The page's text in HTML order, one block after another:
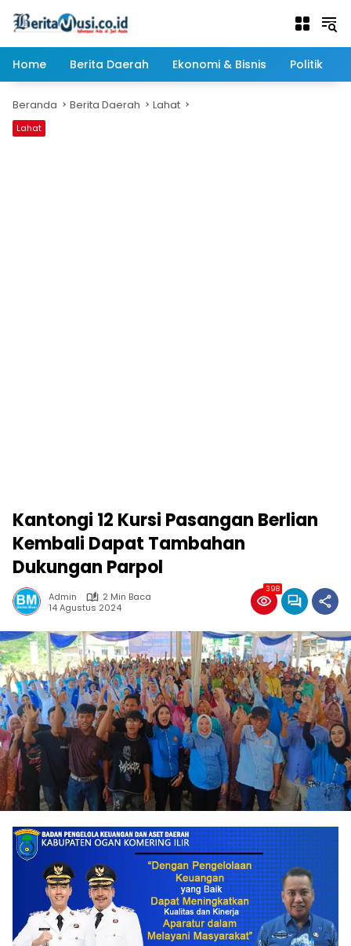
Home
Berita Daerah Ekonomi & Bisnis Politik
Beranda Berita Daerah Lahat
Lahat
Kantongi 12 Kursi Pasangan Berlian
Kembali Dapat Tambahan
Dukungan Parpol
Admin
2 Min Baca
14 Agustus 2024
398